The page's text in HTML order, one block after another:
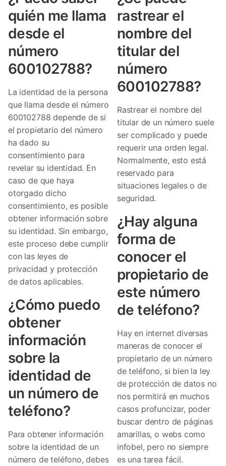
quién me llama
desde el
número
600102788?
La identidad de la persona
que llama desde el número
600102788 depende de si
el propietario del número
ha dado su
consentimiento para
revelar su identidad. En
caso de que haya
otorgado dicho
consentimiento, es posible
obtener información sobre
su identidad. Sin embargo,
este proceso debe cumplir
con las leyes de
privacidad y protección
de datos aplicables.
¿Cómo puedo
obtener
información
sobre la
identidad de
un número de
teléfono?
Para obtener información
sobre la identidad de un
número de teléfono, debes
rastrear el
nombre del
titular del
número
600102788?
Rastrear el nombre del
titular de un número suele
ser complicado y puede
requerir una orden legal.
Normalmente, esto está
reservado para
situaciones legales o de
seguridad.
¿Hay alguna
forma de
conocer el
propietario de
este número
de teléfono?
Hay en internet diversas
maneras de conocer el
propietario de un número
de teléfono, si bien la ley
de protección de datos no
nos permitirá en muchos
casos profuncizar, poder
buscar dentro de páginas
amarillas, o webs como
infobel, pero no siempre
es una tarea fácil.